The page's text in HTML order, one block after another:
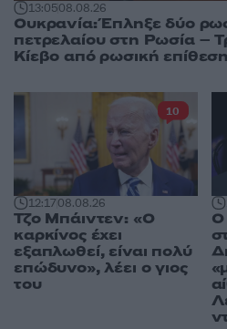
13:0508.08.26
Ουκρανία: Έπληξε δύο
πετρελαίου στη Ρωσία –
Κίεβο από ρωσική επίθεση
12:1708.08.26
Τζο Μπάιντεν: «Ο
καρκίνος έχει
εξαπλωθεί, είναι πολύ
επώδυνο», λέει ο γιος
του
10
Ο